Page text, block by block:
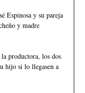
Espinosa y su pareja
y madre
productora, los dos
hijo si lo llegasen a